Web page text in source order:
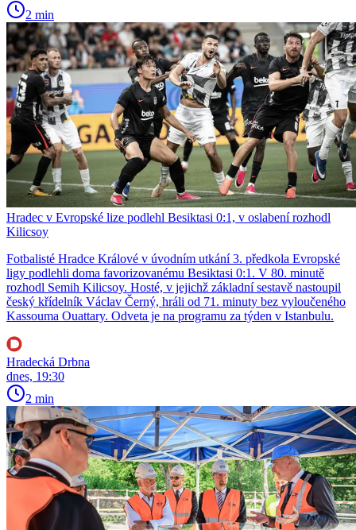
2 min
Hradec v Evropské lize podlehl Besiktasi 0:1, v oslabení rozhodl
Kilicsoy
Fotbalisté Hradce Králové v úvodním utkání 3. předkola Evropské
ligy podlehli doma favorizovanému Besiktasi 0:1. V 80. minutě
rozhodl Semih Kilicsoy. Hosté, v jejichž základní sestavě nastoupil
český křídelník Václav Černý, hráli od 71. minuty bez vyloučeného
Kassouma Ouattary. Odveta je na programu za týden v Istanbulu.
Hradecká Drbna
dnes, 19:30
2 min